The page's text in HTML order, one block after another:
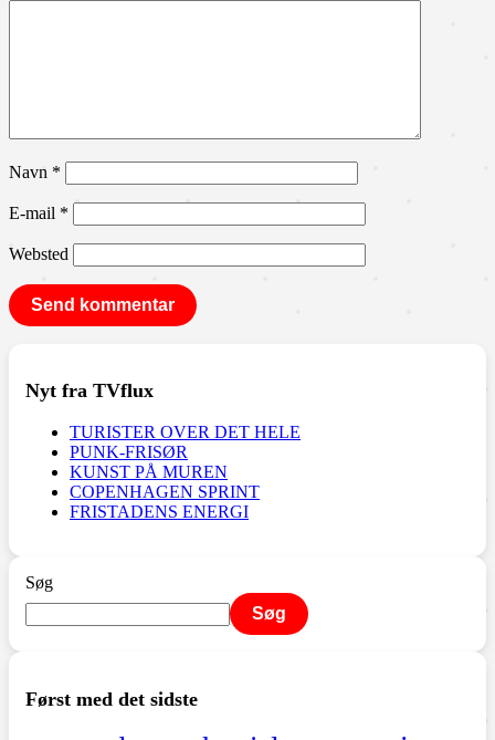
Navn *
E-mail *
Websted
Nyt fra TVflux
TURISTER OVER DET HELE
PUNK-FRISØR
KUNST PÅ MUREN
COPENHAGEN SPRINT
FRISTADENS ENERGI
Søg
Søg
Først med det sidste